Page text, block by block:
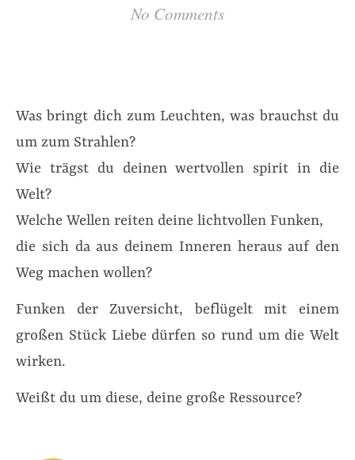
No Comments
Was bringt dich zum Leuchten, was brauchst du
um zum Strahlen?
Wie trägst du deinen wertvollen spirit in die
Welt?
Welche Wellen reiten deine lichtvollen Funken,
die sich da aus deinem Inneren heraus auf den
Weg machen wollen?
Funken der Zuversicht, beflügelt mit einem
großen Stück Liebe dürfen so rund um die Welt
wirken.
Weißt du um diese, deine große Ressource?